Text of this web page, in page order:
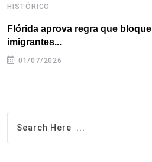
HISTÓRICO
Flórida aprova regra que
imigrantes...
01/07/2026